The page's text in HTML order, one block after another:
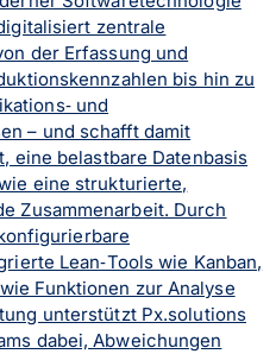
zentrale
der Erfassung und
bis hin zu
und
– und schafft damit
eine belastbare Datenbasis
eine strukturierte,
Zusammenarbeit. Durch
Lean‑Tools wie Kanban,
Funktionen zur Analyse
unterstützt Px.solutions
dabei, Abweichungen